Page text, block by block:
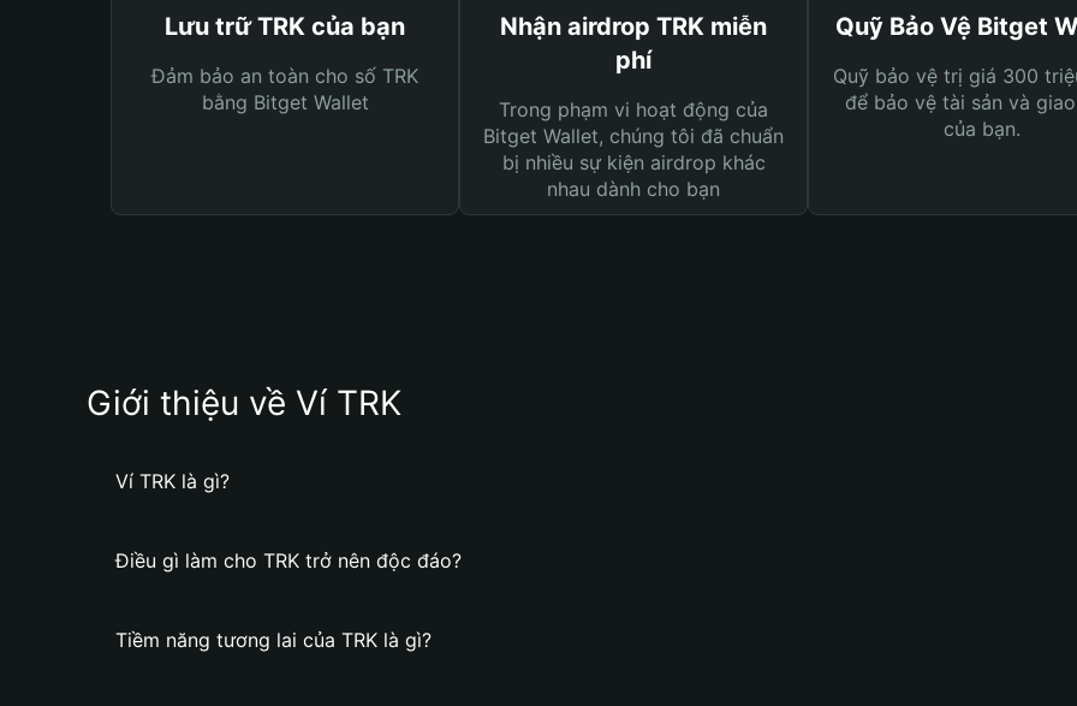
Lưu trữ TRK của bạn
Đảm bảo an toàn cho số TRK
bằng Bitget Wallet
Nhận airdrop TRK miễn
phí
Trong phạm vi hoạt động của
Bitget Wallet, chúng tôi đã chuẩn
bị nhiều sự kiện airdrop khác
nhau dành cho bạn
Quỹ Bảo Vệ Bitget
Quỹ bảo vệ trị giá 300
để bảo vệ tài sản và
của bạn.
Giới thiệu về Ví TRK
Ví TRK là gì?
Điều gì làm cho TRK trở nên độc đáo?
Tiềm năng tương lai của TRK là gì?